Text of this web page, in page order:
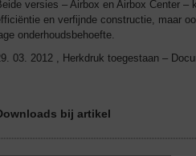
versies – Airbox en Airbox Center –
en verfijnde constructie, maar
onderhoudsbehoefte.
03. 2012 , Herkdruk toegestaan –
bij artikel